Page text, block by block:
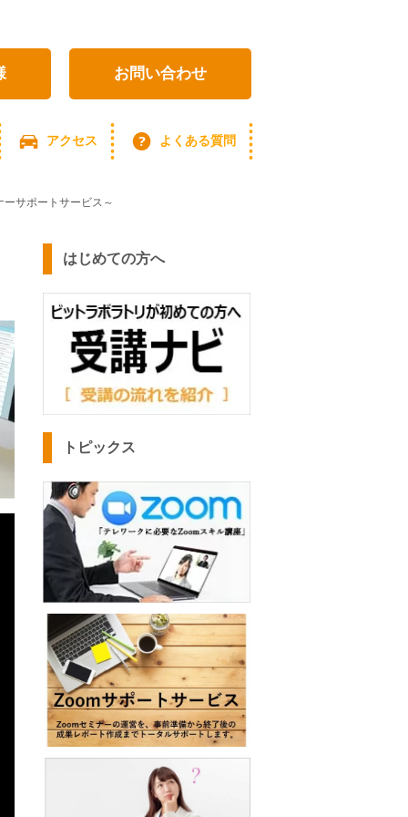
お問い合わせ
アクセス よくある質問
ーサポートサービス～
はじめての方へ
トピックス